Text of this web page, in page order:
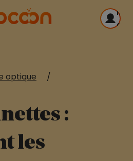
principale
Me
optique
/
:
les